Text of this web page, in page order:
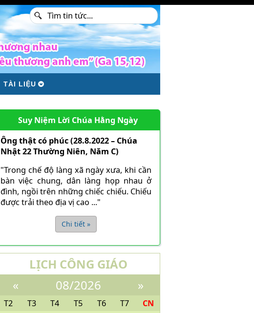
TÀI LIỆU
Suy Niệm Lời Chúa Hằng Ngày
Ông thật có phúc (28.8.2022 – Chúa
Nhật 22 Thường Niên, Năm C)
"Trong chế độ làng xã ngày xưa, khi cần
bàn việc chung, dân làng họp nhau ở
đình, ngồi trên những chiếc chiếu. Chiếu
được trải theo địa vị cao ..."
Chi tiết »
LỊCH CÔNG GIÁO
«
08/2026 »
T2 T3 T4 T5 T6 T7
CN